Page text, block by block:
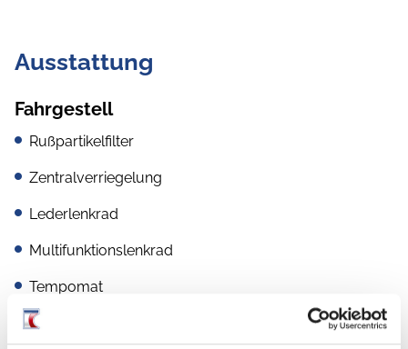
Ausstattung
Fahrgestell
Rußpartikelfilter
Zentralverriegelung
Lederlenkrad
Multifunktionslenkrad
Tempomat
Servolenkung